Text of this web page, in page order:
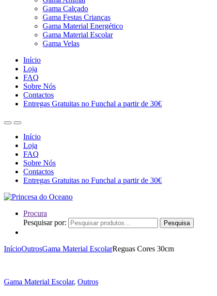
Gama Calçado
Gama Festas Crianças
Gama Material Energético
Gama Material Escolar
Gama Velas
Início
Loja
FAQ
Sobre Nós
Contactos
Entregas Gratuitas no Funchal a partir de 30€
Início
Loja
FAQ
Sobre Nós
Contactos
Entregas Gratuitas no Funchal a partir de 30€
Procura
Pesquisar por:
Pesquisa
InícioOutrosGama Material EscolarReguas Cores 30cm
Gama Material Escolar, Outros